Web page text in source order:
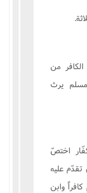
من
يرث
اختصّ
عليه
وابن